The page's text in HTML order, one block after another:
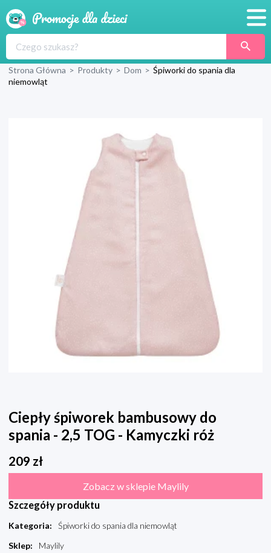
Produkty
Wyprawka
Strona Główna > Produkty > Dom > Śpiworki do spania dla
niemowląt
Ciepły śpiworek bambusowy do
spania - 2,5 TOG - Kamyczki róż
209 zł
Zobacz w sklepie Maylily
Szczegóły produktu
Kategoria:
Śpiworki do spania dla niemowląt
Sklep: Maylily